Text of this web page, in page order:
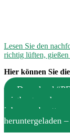
Lesen Sie den
richtig lüften,
Hier können Sie
Download
mistbeete-
johannes-
heruntergeladen